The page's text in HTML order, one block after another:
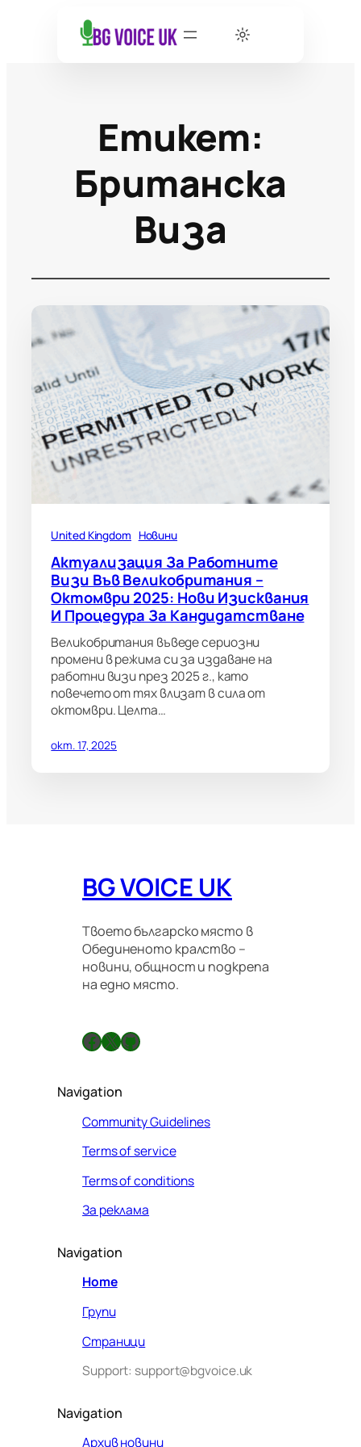
Етикет:
Британска
Виза
United Kingdom Новини
Актуализация За Работните
Визи Във Великобритания –
Октомври 2025: Нови Изисквания
И Процедура За Кандидатстване
Великобритания въведе сериозни
промени в режима си за издаване на
работни визи през 2025 г., като
повечето от тях влизат в сила от
октомври. Целта…
окт. 17, 2025
BG VOICE UK
Твоето българско място в
Обединеното кралство –
новини, общност и подкрепа
на едно място.
Facebook X GitHub
Navigation
Community Guidelines
Terms of service
Terms of conditions
За реклама
Navigation
Home
Групи
Страници
Support: support@bgvoice.uk
Navigation
Архив новини